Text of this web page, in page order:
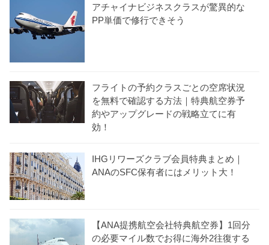
アチャイナビジネスクラスが驚異的な
PP単価で修行できそう
フライトの予約クラスごとの空席状況
を無料で確認する方法｜特典航空券予
約やアップグレードの戦略立てに有
効！
IHGリワーズクラブ会員特典まとめ｜
ANAのSFC保有者にはメリット大！
【ANA提携航空会社特典航空券】1回分
の必要マイル数でお得に海外2往復する